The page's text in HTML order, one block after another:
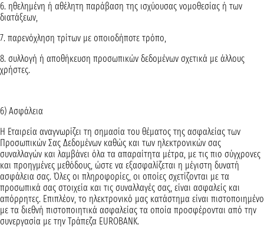
6. ηθελημένη ή αθέλητη παράβαση της ισχύουσας νομοθεσίας ή των
διατάξεων,
7. παρενόχληση τρίτων με οποιοδήποτε τρόπο,
8. συλλογή ή αποθήκευση προσωπικών δεδομένων σχετικά με άλλους
χρήστες.
6) Ασφάλεια
Η Εταιρεία αναγνωρίζει τη σημασία του θέματος της ασφαλείας των
Προσωπικών Σας Δεδομένων καθώς και των ηλεκτρονικών σας
συναλλαγών και λαμβάνει όλα τα απαραίτητα μέτρα, με τις πιο σύγχρονες
και προηγμένες μεθόδους, ώστε να εξασφαλίζεται η μέγιστη δυνατή
ασφάλεια σας. Όλες οι πληροφορίες, οι οποίες σχετίζονται με τα
προσωπικά σας στοιχεία και τις συναλλαγές σας, είναι ασφαλείς και
απόρρητες. Επιπλέον, το ηλεκτρονικό μας κατάστημα είναι πιστοποιημένο
με τα διεθνή πιστοποιητικά ασφαλείας τα οποία προσφέρονται από την
συνεργασία με την Τράπεζα EUROBANK.